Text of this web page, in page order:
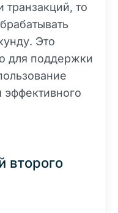
транзакций, то
Это
для поддержки
второго